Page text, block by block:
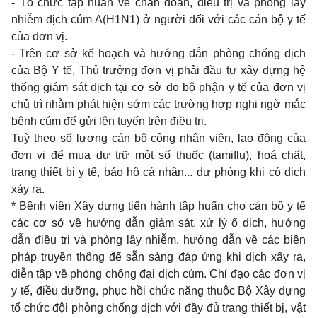
- Tổ chức tập huấn về chẩn đoán, điều trị và phòng lây
nhiễm dịch cúm A(H1N1) ở người đối với các cán bộ y tế
của đơn vị.
- Trên cơ sở kế hoạch và hướng dẫn phòng chống dịch
của Bộ Y tế, Thủ trưởng đơn vị phải đầu tư xây dựng hệ
thống giám sát dịch tại cơ sở do bộ phận y tế của đơn vị
chủ trì nhằm phát hiện sớm các trường hợp nghi ngờ mắc
bệnh cúm để gửi lên tuyến trên điều trị.
Tuỳ theo số lượng cán bộ công nhân viên, lao động của
đơn vị để mua dự trữ một số thuốc (tamiflu), hoá chất,
trang thiết bị y tế, bảo hộ cá nhân... dự phòng khi có dịch
xảy ra.
* Bệnh viện Xây dựng tiến hành tập huấn cho cán bộ y tế
các cơ sở về hướng dẫn giám sát, xử lý ổ dịch, hướng
dẫn điều trị và phòng lây nhiễm, hướng dẫn về các biện
pháp truyền thông để sẵn sàng đáp ứng khi dịch xẩy ra,
diễn tập về phòng chống đại dịch cúm. Chỉ đạo các đơn vị
y tế, điều dưỡng, phục hồi chức năng thuộc Bộ Xây dựng
tổ chức đội phòng chống dịch với đầy đủ trang thiết bị, vật